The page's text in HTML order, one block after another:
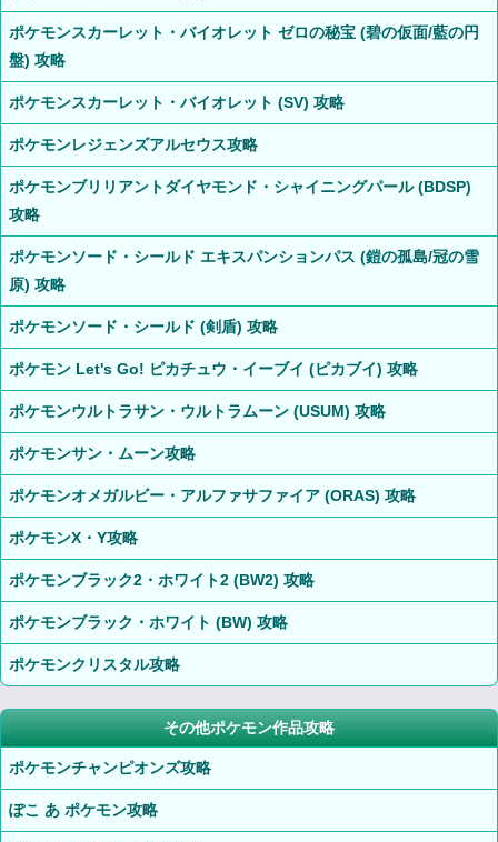
ポケモンスカーレット・バイオレット ゼロの秘宝 (碧の仮面/藍の円
盤) 攻略
ポケモンスカーレット・バイオレット (SV) 攻略
ポケモンレジェンズアルセウス攻略
ポケモンブリリアントダイヤモンド・シャイニングパール (BDSP)
攻略
ポケモンソード・シールド エキスパンションパス (鎧の孤島/冠の雪
原) 攻略
ポケモンソード・シールド (剣盾) 攻略
ポケモン Let's Go! ピカチュウ・イーブイ (ピカブイ) 攻略
ポケモンウルトラサン・ウルトラムーン (USUM) 攻略
ポケモンサン・ムーン攻略
ポケモンオメガルビー・アルファサファイア (ORAS) 攻略
ポケモンX・Y攻略
ポケモンブラック2・ホワイト2 (BW2) 攻略
ポケモンブラック・ホワイト (BW) 攻略
ポケモンクリスタル攻略
その他ポケモン作品攻略
ポケモンチャンピオンズ攻略
ぽこ あ ポケモン攻略